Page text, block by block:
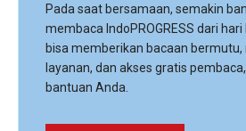
Pada saat bersamaan, semakin
membaca IndoPROGRESS dari
bisa memberikan bacaan
layanan, dan akses gratis
bantuan Anda.